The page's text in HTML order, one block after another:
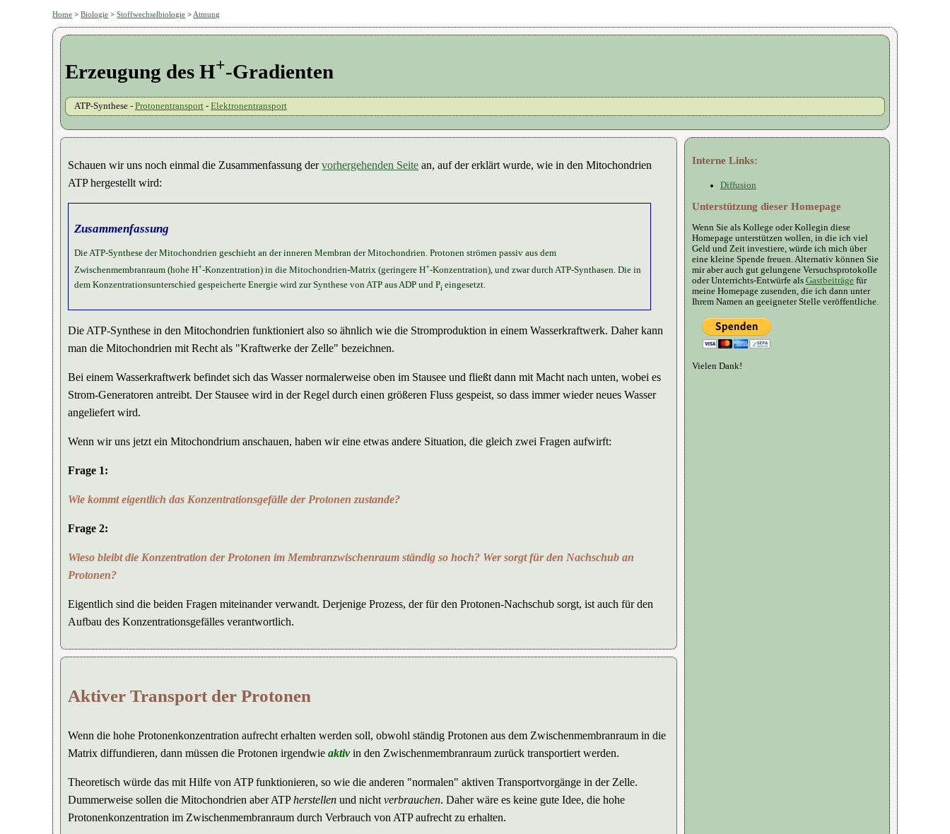
Home >Biologie >Stoffwechselbiologie > Atmung
Erzeugung des H+-Gradienten
ATP-Synthese - Protonentransport- Elektronentransport
Schauen wir uns noch einmal die Zusammenfassung dervorhergehenden Seite an, auf der erklärt wurde, wie in den Mitochondrien
ATP hergestellt wird:
Zusammenfassung
Die ATP-Synthese der Mitochondrien geschieht an der inneren Membran der Mitochondrien. Protonen strömen passiv aus dem
Zwischenmembranraum (hohe H+-Konzentration) in die Mitochondrien-Matrix (geringere H+-Konzentration), und zwar durch ATP-Synthasen. Die in
dem Konzentrationsunterschied gespeicherte Energie wird zur Synthese von ATP aus ADP und Pieingesetzt.
Die ATP-Synthese in den Mitochondrien funktioniert also so ähnlich wie die Stromproduktion in einem Wasserkraftwerk. Daher kann
man die Mitochondrien mit Recht als "Kraftwerke der Zelle" bezeichnen.
Bei einem Wasserkraftwerk befindet sich das Wasser normalerweise oben im Stausee und fließt dann mit Macht nach unten, wobei es
Strom-Generatoren antreibt. Der Stausee wird in der Regel durch einen größeren Fluss gespeist, so dass immer wieder neues Wasser
angeliefert wird.
Wenn wir uns jetzt ein Mitochondrium anschauen, haben wir eine etwas andere Situation, die gleich zwei Fragen aufwirft:
Frage 1:
Wie kommt eigentlich das Konzentrationsgefälle der Protonen zustande?
Frage 2:
Wieso bleibt die Konzentration der Protonen im Membranzwischenraum ständig so hoch? Wer sorgt für den Nachschub an
Protonen?
Eigentlich sind die beiden Fragen miteinander verwandt. Derjenige Prozess, der für den Protonen-Nachschub sorgt, ist auch für den
Aufbau des Konzentrationsgefälles verantwortlich.
Aktiver Transport der Protonen
Wenn die hohe Protonenkonzentration aufrecht erhalten werden soll, obwohl ständig Protonen aus dem Zwischenmembranraum in die
Matrix diffundieren, dann müssen die Protonen irgendwieaktivin den Zwischenmembranraum zurück transportiert werden.
Theoretisch würde das mit Hilfe von ATP funktionieren, so wie die anderen "normalen" aktiven Transportvorgänge in der Zelle.
Dummerweise sollen die Mitochondrien aber ATPherstellen und nichtverbrauchen. Daher wäre es keine gute Idee, die hohe
Protonenkonzentration im Zwischenmembranraum durch Verbrauch von ATP aufrecht zu erhalten.
Interne Links:
Diffusion
Unterstützung dieser Homepage
Wenn Sie als Kollege oder Kollegin diese
Homepage unterstützen wollen, in die ich viel
Geld und Zeit investiere, würde ich mich über
eine kleine Spende freuen. Alternativ können Sie
mir aber auch gut gelungene Versuchsprotokolle
oder Unterrichts-Entwürfe als Gastbeiträgefür
meine Homepage zusenden, die ich dann unter
Ihrem Namen an geeigneter Stelle veröffentliche.
Vielen Dank!